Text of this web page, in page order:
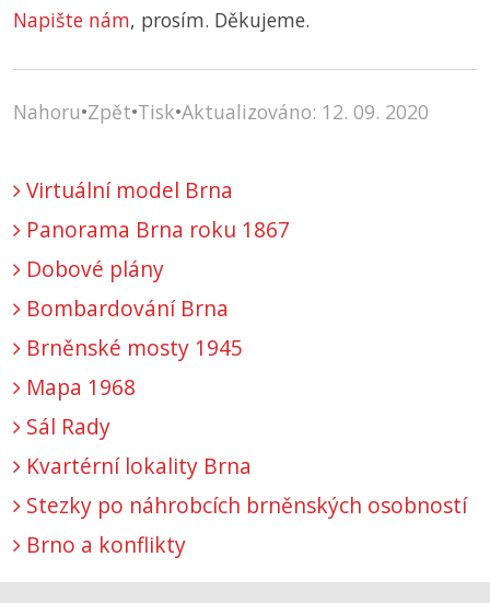
Napište nám, prosím. Děkujeme.
Nahoru•Zpět•Tisk•Aktualizováno: 12. 09. 2020
Virtuální model Brna
Panorama Brna roku 1867
Dobové plány
Bombardování Brna
Brněnské mosty 1945
Mapa 1968
Sál Rady
Kvartérní lokality Brna
Stezky po náhrobcích brněnských osobností
Brno a konflikty